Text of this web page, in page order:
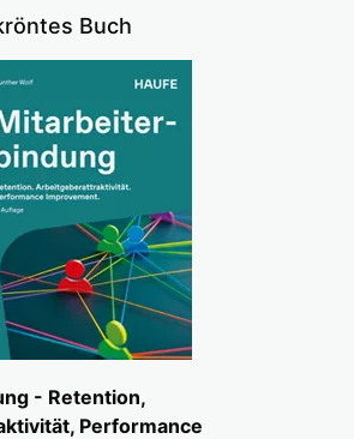
Buch
- Retention,
Performance